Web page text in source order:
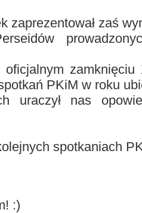
zaprezentował zaś
zamknięciu
PKiM w roku
uraczył nas
spotkaniach
:)